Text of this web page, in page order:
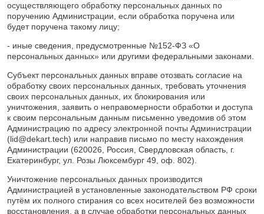
осуществляющего обработку персональных данных по
поручению Администрации, если обработка поручена или
будет поручена такому лицу;
- иные сведения, предусмотренные №152-ФЗ «О
персональных данных» или другими федеральными законами.
Субъект персональных данных вправе отозвать согласие на
обработку своих персональных данных, требовать уточнения
своих персональных данных, их блокирования или
уничтожения, заявить о неправомерности обработки и доступа
к своим персональным данным письменно уведомив об этом
Администрацию по адресу электронной почты Администрации
(lid@dekart.tech) или направив письмо по месту нахождения
Администрации (620026, Россия, Свердловская область, г.
Екатеринбург, ул. Розы Люксембург 49, оф. 802).
Уничтожение персональных данных производится
Администрацией в установленные законодательством РФ сроки
путём их полного стирания со всех носителей без возможности
восстановления, а в случае обработки персональных данных